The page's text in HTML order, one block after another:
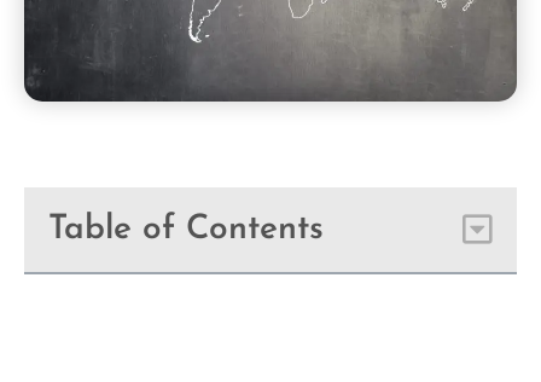
Table of Contents